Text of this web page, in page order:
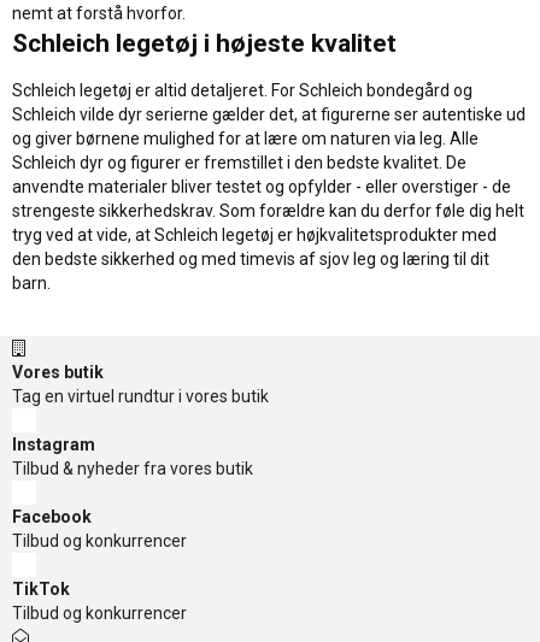
nemt at forstå hvorfor.
Schleich legetøj i højeste kvalitet
Schleich legetøj er altid detaljeret. For Schleich bondegård og
Schleich vilde dyr serierne gælder det, at figurerne ser autentiske ud
og giver børnene mulighed for at lære om naturen via leg. Alle
Schleich dyr og figurer er fremstillet i den bedste kvalitet. De
anvendte materialer bliver testet og opfylder - eller overstiger - de
strengeste sikkerhedskrav. Som forældre kan du derfor føle dig helt
tryg ved at vide, at Schleich legetøj er højkvalitetsprodukter med
den bedste sikkerhed og med timevis af sjov leg og læring til dit
barn.
Vores butik
Tag en virtuel rundtur i vores butik
Instagram
Tilbud & nyheder fra vores butik
Facebook
Tilbud og konkurrencer
TikTok
Tilbud og konkurrencer